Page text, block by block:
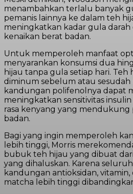
menambahkan terlalu banyak
pemanis lainnya ke dalam teh
meningkatkan kadar gula darah
kenaikan berat badan.
Untuk memperoleh manfaat
menyarankan konsumsi dua
hijau tanpa gula setiap hari. Teh
diminum sebelum atau sesudah
kandungan polifenolnya dapat
meningkatkan sensitivitas
rasa kenyang yang
badan.
Bagi yang ingin memperoleh
lebih tinggi, Morris
bubuk teh hijau yang dibuat
yang dihaluskan. Karena
kandungan antioksidan, vitamin,
matcha lebih tinggi